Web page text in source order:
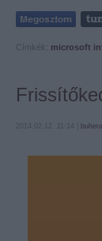
Címkék: microsoft